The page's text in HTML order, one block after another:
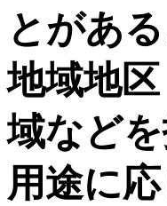
とがある
地域地
域などを
用途に